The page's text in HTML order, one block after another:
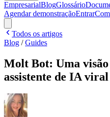
EmpresarialBlogGlossário
Agendar demonstraçãoEntrar
Todos os artigos
Blog /Guides
Molt Bot: Uma
assistente de IA viral